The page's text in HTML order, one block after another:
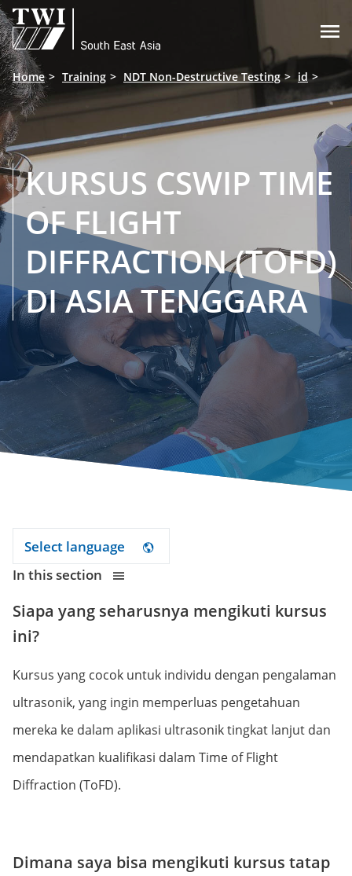

Home Training NDT Non-Destructive Testing id
KURSUS CSWIP TIME
OF FLIGHT
DIFFRACTION (TOFD)
DI ASIA TENGGARA
Select language
In this section
Siapa yang seharusnya mengikuti kursus
ini?
Kursus yang cocok untuk individu dengan pengalaman
ultrasonik, yang ingin memperluas pengetahuan
mereka ke dalam aplikasi ultrasonik tingkat lanjut dan
mendapatkan kualifikasi dalam Time of Flight
Diffraction (ToFD).
Dimana saya bisa mengikuti kursus tatap